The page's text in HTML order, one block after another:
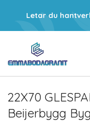
Letar du
22X70
Beijerbygg